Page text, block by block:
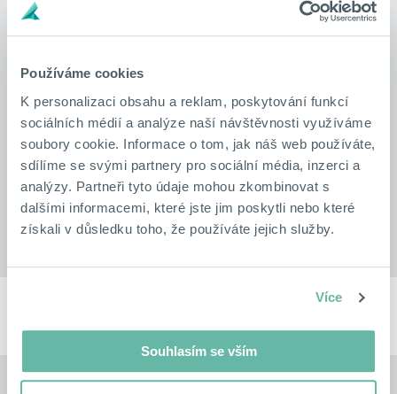
Používáme cookies
K personalizaci obsahu a reklam, poskytování funkcí
sociálních médií a analýze naší návštěvnosti využíváme
soubory cookie. Informace o tom, jak náš web používáte,
sdílíme se svými partnery pro sociální média, inzerci a
analýzy. Partneři tyto údaje mohou zkombinovat s
dalšími informacemi, které jste jim poskytli nebo které
získali v důsledku toho, že používáte jejich služby.
Více
Souhlasím se vším
rezervu, ale peníze ležely bez výnosů jen na běžném
účtu v bance.
investice ve výši 30 milionů korun na fond s výnosem
tímto řešením dodnes nadmíru spokojení.
Výhody pro klienta
možnost výběru z více předložených nabídek
investice
správce fondu vyplácí na účet města zhodnocení 100
tisíc korun každý měsíc